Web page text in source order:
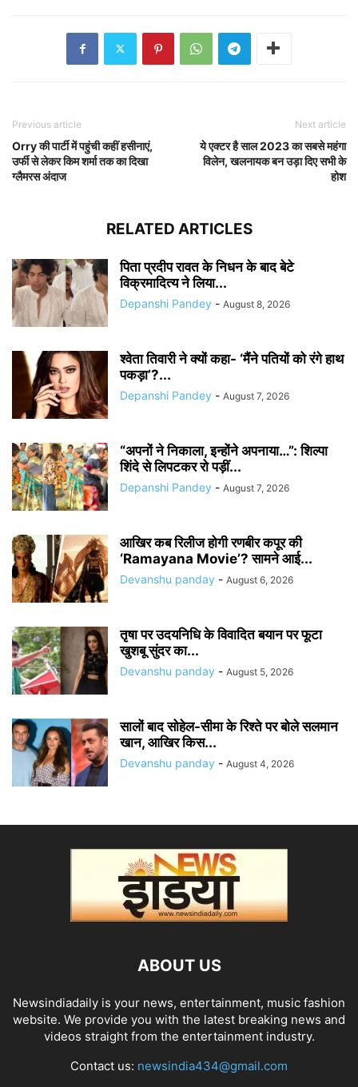
Previous article
Orry की पार्टी में पहुंची कहीं हसीनाएं,
उर्फी से लेकर किम शर्मा तक का दिखा
ग्लैमरस अंदाज
Next article
ये एक्टर है साल 2023 का सबसे महंगा
विलेन, खलनायक बन उड़ा दिए सभी के
होश
RELATED ARTICLES
पिता प्रदीप रावत के निधन के बाद बेटे
विक्रमादित्य ने लिया...
Depanshi Pandey - August 8, 2026
श्वेता तिवारी ने क्यों कहा- ‘मैंने पतियों को रंगे हाथ
पकड़ा’?...
Depanshi Pandey - August 7, 2026
“अपनों ने निकाला, इन्होंने अपनाया…”: शिल्पा
शिंदे से लिपटकर रो पड़ीं...
Depanshi Pandey - August 7, 2026
आखिर कब रिलीज होगी रणबीर कपूर की
‘Ramayana Movie’? सामने आई...
Devanshu panday - August 6, 2026
तृषा पर उदयनिधि के विवादित बयान पर फूटा
खुशबू सुंदर का...
Devanshu panday - August 5, 2026
सालों बाद सोहेल-सीमा के रिश्ते पर बोले सलमान
खान, आखिर किस...
Devanshu panday - August 4, 2026
ABOUT US
Newsindiadaily is your news, entertainment, music fashion
website. We provide you with the latest breaking news and
videos straight from the entertainment industry.
Contact us: newsindia434@gmail.com